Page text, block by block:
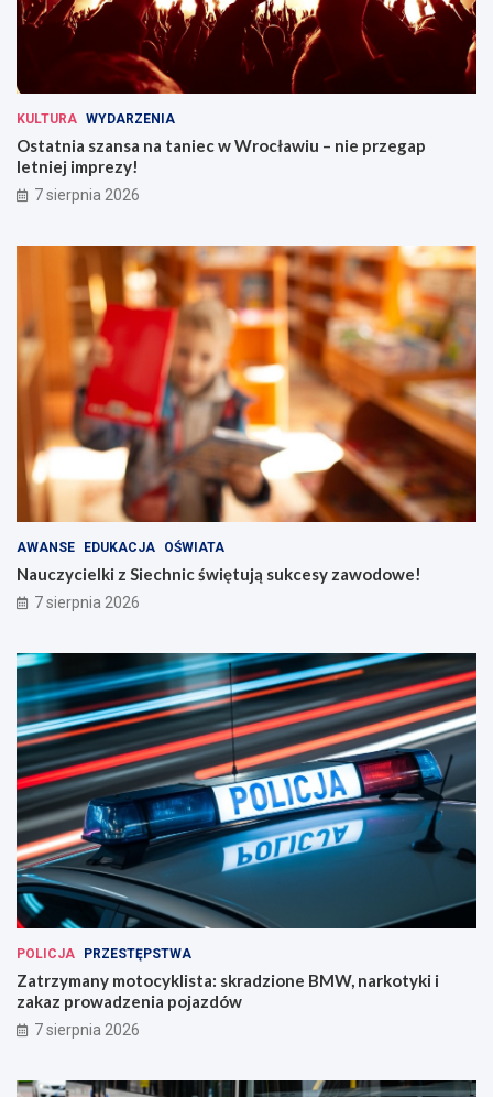
KULTURA WYDARZENIA
Ostatnia szansa na taniec w Wrocławiu – nie przegap
letniej imprezy!
7 sierpnia 2026
AWANSE EDUKACJA OŚWIATA
Nauczycielki z Siechnic świętują sukcesy zawodowe!
7 sierpnia 2026
POLICJA PRZESTĘPSTWA
Zatrzymany motocyklista: skradzione BMW, narkotyki i
zakaz prowadzenia pojazdów
7 sierpnia 2026